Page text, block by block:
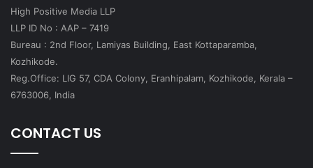
High Positive Media LLP
LLP ID No : AAP – 7419
Bureau : 2nd Floor, Lamiyas Building, East Kottaparamba,
Kozhikode.
Reg.Office: LIG 57, CDA Colony, Eranhipalam, Kozhikode, Kerala –
6763006, India
CONTACT US